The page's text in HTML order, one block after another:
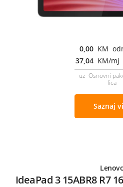
0,00 KM
37,04 KM/mj
uz Osnovni
lica
Saznaj
IdeaPad 3 15ABR8 R7